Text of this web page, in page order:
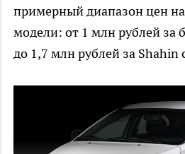
примерный диапазон цен
модели: от 1 млн рублей за
до 1,7 млн рублей за Shahin